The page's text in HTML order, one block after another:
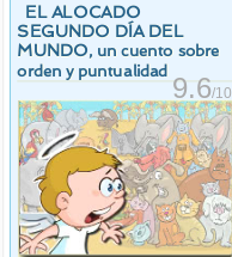
EL ALOCADO
SEGUNDO DÍA DEL
MUNDO, un cuento sobre
orden y puntualidad
9.6/10